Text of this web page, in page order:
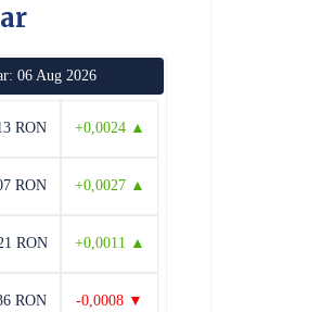
06 Aug 2026
RON +0,0024 ▲
RON +0,0027 ▲
RON +0,0011 ▲
RON -0,0008 ▼